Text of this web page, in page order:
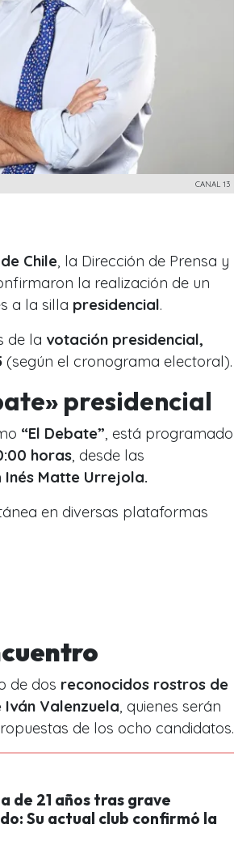
CANAL 13
Chile , la Dirección de Prensa y
la realización de un
a la silla presidencial.
de la votación presidencial,
(según el cronograma electoral).
presidencial
“El Debate” , está programado
horas , desde las
Inés Matte Urrejola.
en diversas plataformas
de dos reconocidos rostros de
Valenzuela , quienes serán
de los ocho candidatos.
de 21 años tras grave
Su actual club confirmó la